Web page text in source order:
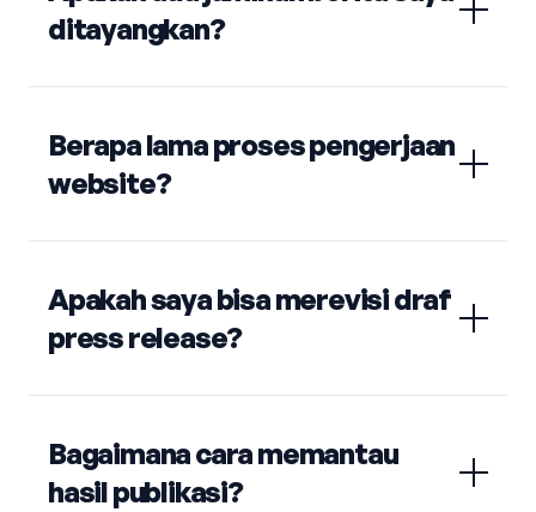
ditayangkan?
Berapa lama proses pengerjaan
website?
Apakah saya bisa merevisi draf
press release?
Bagaimana cara memantau
hasil publikasi?